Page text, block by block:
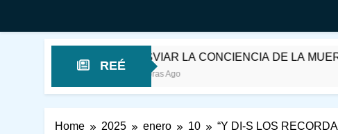
REÉ
DESVIAR LA CONCIENCIA DE LA MUERTE
16 Horas Ago
Home 2025 enero 10 “Y DI-S LOS